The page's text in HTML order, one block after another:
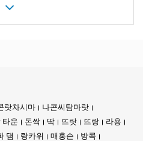
랏차시마
나콘씨탐마랏
타운 돈싹 딱 뜨랏 뜨랑
라용
댐 랑카위 매홍손
방콕